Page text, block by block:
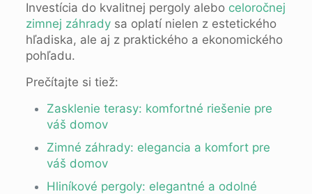
Investícia do kvalitnej pergoly alebo celoročnej
zimnej záhradysa oplatí nielen z estetického
hľadiska, ale aj z praktického a ekonomického
pohľadu.
Prečítajte si tiež:
Zasklenie terasy: komfortné riešenie pre
váš domov
Zimné záhrady: elegancia a komfort pre
váš domov
Hliníkové pergoly: elegantné a odolné